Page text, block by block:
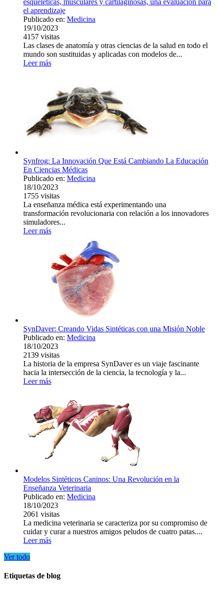
esqueléticas, musculares y cartilaginosas, una evaluación para
el aprendizaje
Publicado en: Medicina
19/10/2023
4157 visitas
Las clases de anatomía y otras ciencias de la salud en todo el
mundo son sustituidas y aplicadas con modelos de...
Leer más
Synfrog: La Innovación Que Está Cambiando La Educación
En Ciencias Médicas
Publicado en: Medicina
18/10/2023
1755 visitas
La enseñanza médica está experimentando una
transformación revolucionaria con relación a los innovadores
simuladores...
Leer más
SynDaver: Creando Vidas Sintéticas con una Misión Noble
Publicado en: Medicina
18/10/2023
2139 visitas
La historia de la empresa SynDaver es un viaje fascinante
hacia la intersección de la ciencia, la tecnología y la...
Leer más
Modelos Sintéticos Caninos: Una Revolución en la
Enseñanza Veterinaria
Publicado en: Medicina
18/10/2023
2061 visitas
La medicina veterinaria se caracteriza por su compromiso de
cuidar y curar a nuestros amigos peludos de cuatro patas....
Leer más
Ver todo
Etiquetas de blog